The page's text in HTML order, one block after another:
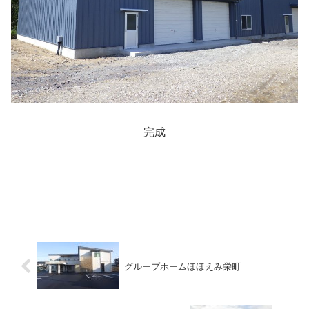
完成
グループホームほほえみ栄町